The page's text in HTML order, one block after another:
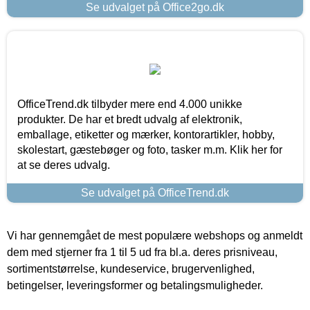
Se udvalget på Office2go.dk
OfficeTrend.dk tilbyder mere end 4.000 unikke
produkter. De har et bredt udvalg af elektronik,
emballage, etiketter og mærker, kontorartikler, hobby,
skolestart, gæstebøger og foto, tasker m.m. Klik her for
at se deres udvalg.
Se udvalget på OfficeTrend.dk
Vi har gennemgået de mest populære webshops og anmeldt
dem med stjerner fra 1 til 5 ud fra bl.a. deres prisniveau,
sortimentstørrelse, kundeservice, brugervenlighed,
betingelser, leveringsformer og betalingsmuligheder.